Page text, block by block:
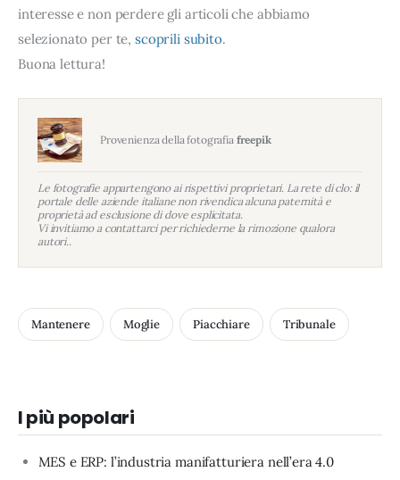
interesse e non perdere gli articoli che abbiamo
selezionato per te, scoprili subito.
Buona lettura!
Provenienza della fotografia freepik
Le fotografie appartengono ai rispettivi proprietari. La rete di clo: il
portale delle aziende italiane non rivendica alcuna paternità e
proprietà ad esclusione di dove esplicitata.
Vi invitiamo a contattarci per richiederne la rimozione qualora
autori..
Mantenere Moglie Piacchiare Tribunale
I più popolari
MES e ERP: l’industria manifatturiera nell’era 4.0